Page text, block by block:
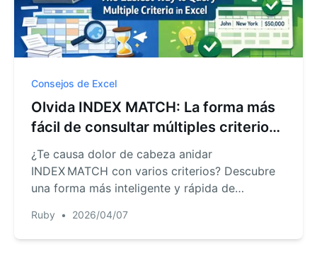
Consejos de Excel
Olvida INDEX MATCH: La forma más
fácil de consultar múltiples criterios
en Excel
¿Te causa dolor de cabeza anidar
INDEX MATCH con varios criterios? Descubre
una forma más inteligente y rápida de
natural y automatización IA.
Ruby • 2026/04/07